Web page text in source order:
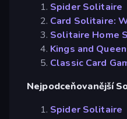
Spider Solitaire
Card Solitaire:
Solitaire Home
Kings and
Classic Card
Nejpodceňovanější
Spider Solitaire